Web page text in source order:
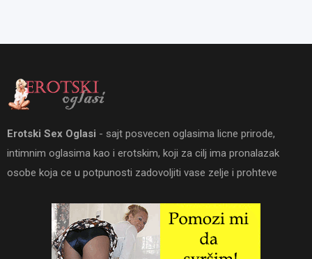
Erotski Sex Oglasi - sajt posvecen oglasima licne prirode,
intimnim oglasima kao i erotskim, koji za cilj ima pronalazak
osobe koja ce u potpunosti zadovoljiti vase zelje i prohteve